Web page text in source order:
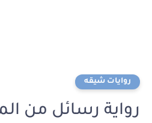
روايات شيقه
رواية رسائل من